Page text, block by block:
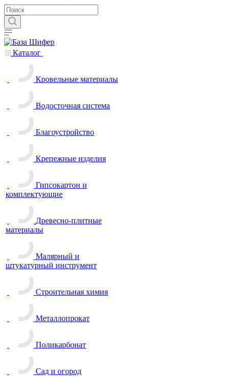
Каталог
Кровельные материалы
Водосточная система
Благоустройство
Крепежные изделия
Гипсокартон и
комплектующие
Древесно-плитные
материалы
Малярный и
штукатурный инструмент
Строительная химия
Металлопрокат
Поликарбонат
Сад и огород